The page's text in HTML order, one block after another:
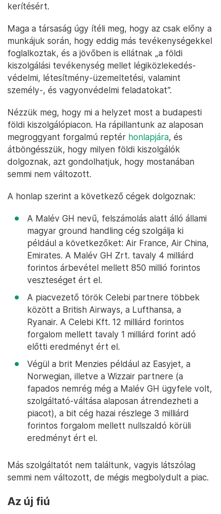
kerítésért.
Maga a társaság úgy ítéli meg, hogy az csak előny a
munkájuk során, hogy eddig más tevékenységekkel
foglalkoztak, és a jövőben is ellátnak „a földi
kiszolgálási tevékenység mellet légiközlekedés-
védelmi, létesítmény-üzemeltetési, valamint
személy-, és vagyonvédelmi feladatokat”.
Nézzük meg, hogy mi a helyzet most a budapesti
földi kiszolgálópiacon. Ha rápillantunk az alaposan
megroggyant forgalmú reptér honlapjára, és
átböngésszük, hogy milyen földi kiszolgálók
dolgoznak, azt gondolhatjuk, hogy mostanában
semmi nem változott.
A honlap szerint a következő cégek dolgoznak:
A Malév GH nevű, felszámolás alatt álló állami
magyar ground handling cég szolgálja ki
például a következőket: Air France, Air China,
Emirates. A Malév GH Zrt. tavaly 4 milliárd
forintos árbevétel mellett 850 millió forintos
veszteséget ért el.
A piacvezető török Celebi partnere többek
között a British Airways, a Lufthansa, a
Ryanair. A Celebi Kft. 12 milliárd forintos
forgalom mellett tavaly 1 milliárd forint adó
előtti eredményt ért el.
Végül a brit Menzies például az Easyjet, a
Norwegian, illetve a Wizzair partnere (a
fapados nemrég még a Malév GH ügyfele volt,
szolgáltató-váltása alaposan átrendezheti a
piacot), a bit cég hazai részlege 3 milliárd
forintos forgalom mellett nullszaldó körüli
eredményt ért el.
Más szolgáltatót nem találtunk, vagyis látszólag
semmi nem változott, de mégis megbolydult a piac.
Az új fiú